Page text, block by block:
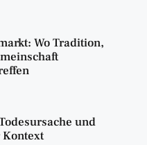
Wo Tradition,
und